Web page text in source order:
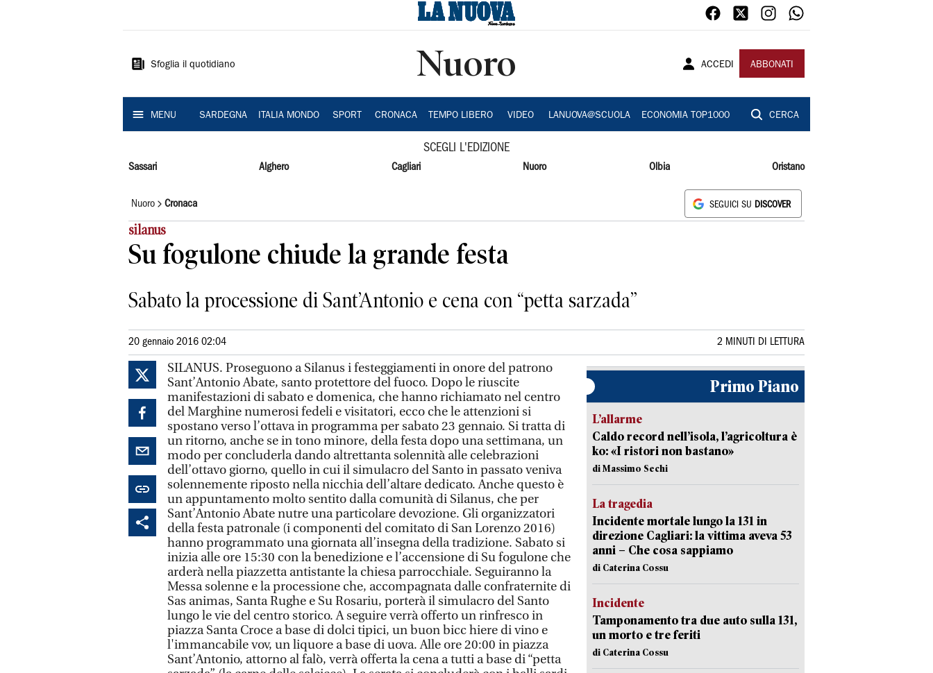
Sardegna
Sfoglia il quotidiano Nuoro ACCEDI ABBONATI
MENU SARDEGNA ITALIA MONDO SPORT CRONACA TEMPO LIBERO VIDEO LANUOVA@SCUOLA ECONOMIA TOP1000 CERCA
SCEGLI L'EDIZIONE
Sassari Alghero Cagliari Nuoro Olbia Oristano
Nuoro Cronaca SEGUICI SU DISCOVER
silanus
Su fogulone chiude la grande festa
Sabato la processione di Sant’Antonio e cena con “petta sarzada”
20 gennaio 2016 02:04 2 MINUTI DI LETTURA
SILANUS. Proseguono a Silanus i festeggiamenti in onore del patrono
Sant’Antonio Abate, santo protettore del fuoco. Dopo le riuscite
manifestazioni di sabato e domenica, che hanno richiamato nel centro
del Marghine numerosi fedeli e visitatori, ecco che le attenzioni si
spostano verso l’ottava in programma per sabato 23 gennaio. Si tratta di
un ritorno, anche se in tono minore, della festa dopo una settimana, un
modo per concluderla dando altrettanta solennità alle celebrazioni
dell’ottavo giorno, quello in cui il simulacro del Santo in passato veniva
solennemente riposto nella nicchia dell’altare dedicato. Anche questo è
un appuntamento molto sentito dalla comunità di Silanus, che per
Sant’Antonio Abate nutre una particolare devozione. Gli organizzatori
della festa patronale (i componenti del comitato di San Lorenzo 2016)
hanno programmato una giornata all’insegna della tradizione. Sabato si
inizia alle ore 15:30 con la benedizione e l’accensione di Su fogulone che
arderà nella piazzetta antistante la chiesa parrocchiale. Seguiranno la
Messa solenne e la processione che, accompagnata dalle confraternite di
Sas animas, Santa Rughe e Su Rosariu, porterà il simulacro del Santo
lungo le vie del centro storico. A seguire verrà offerto un rinfresco in
piazza Santa Croce a base di dolci tipici, un buon bicc hiere di vino e
l'immancabile vov, un liquore a base di uova. Alle ore 20:00 in piazza
Sant’Antonio, attorno al falò, verrà offerta la cena a tutti a base di “petta
Primo Piano
L’allarme
Caldo record nell’isola, l’agricoltura è
ko: «I ristori non bastano»
di Massimo Sechi
La tragedia
Incidente mortale lungo la 131 in
direzione Cagliari: la vittima aveva 53
anni – Che cosa sappiamo
di Caterina Cossu
Incidente
Tamponamento tra due auto sulla 131,
un morto e tre feriti
di Caterina Cossu